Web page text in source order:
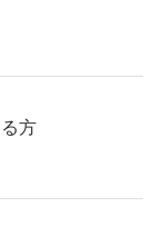
方